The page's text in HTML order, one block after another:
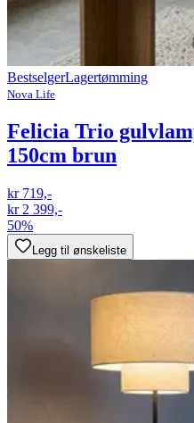
BestselgerLagertømming
Nova Life
Felicia Trio
150cm brun
kr 719,-
kr 2 399,-
50%
Legg til ønskeliste